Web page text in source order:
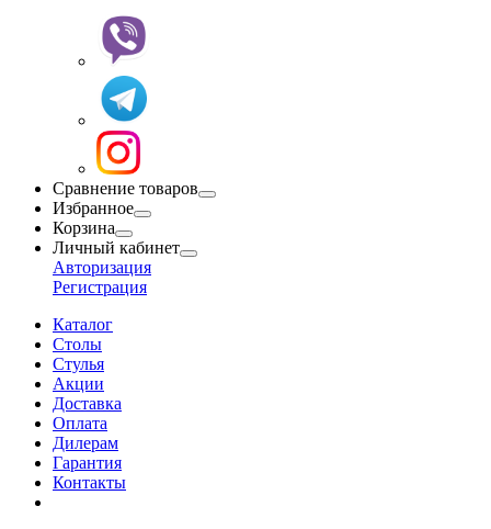
Сравнение товаров
Избранное
Корзина
Личный кабинет
Авторизация
Регистрация
Каталог
Столы
Стулья
Акции
Доставка
Оплата
Дилерам
Гарантия
Контакты